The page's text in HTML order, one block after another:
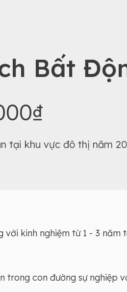
Bất
tại khu vực đô thị năm
với kinh nghiệm từ 1 - 3
con đường sự nghiệp